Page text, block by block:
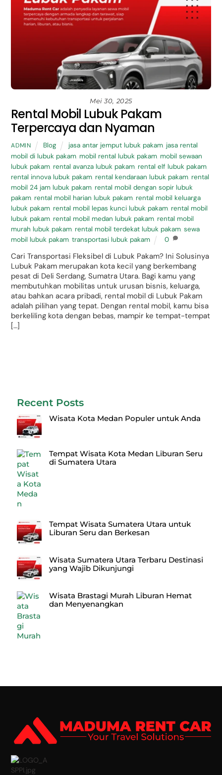
Mei 30, 2025
Rental Mobil Lubuk Pakam
Terpercaya dan Nyaman
ADMIN Blog jasa antar jemput lubuk pakam, jasa rental
mobil di lubuk pakam mobil rental lubuk pakam mobil sewaan
lubuk pakam rental avanza lubuk pakam rental elf lubuk pakam
rental innova lubuk pakam rental kendaraan lubuk pakam rental
mobil 24 jam lubuk pakam rental mobil dengan sopir lubuk
pakam rental mobil harian lubuk pakam rental mobil keluarga
lubuk pakam rental mobil lepas kunci lubuk pakam rental mobil
lubuk pakam rental mobil medan lubuk pakam rental mobil
murah lubuk pakam rental mobil terdekat lubuk pakam ,sewa
mobil lubuk pakam ,transportasi lubuk pakam 0
Cari Transportasi Fleksibel di Lubuk Pakam? Ini Solusinya
Lubuk Pakam merupakan kota kecil yang berkembang
pesat di Deli Serdang, Sumatra Utara. Bagi kamu yang
membutuhkan mobilitas untuk urusan bisnis, keluarga,
atau bahkan acara pribadi, rental mobil di Lubuk Pakam
adalah pilihan yang tepat. Dengan rental mobil, kamu bisa
berkeliling kota dengan bebas, mampir ke tempat-tempat
[…]
Recent Posts
Wisata Kota Medan Populer untuk Anda
Tempat Wisata Kota Medan Liburan Seru
di Sumatera Utara
Tempat Wisata Sumatera Utara untuk
Liburan Seru dan Berkesan
Wisata Sumatera Utara Terbaru Destinasi
yang Wajib Dikunjungi
Wisata Brastagi Murah Liburan Hemat
dan Menyenangkan